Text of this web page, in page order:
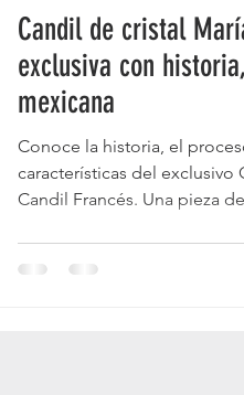
título las vegas
moderna
Candil de cristal
exclusiva con
mexicana
Conoce la historia, el
características del exclusivo
Candil Francés. Una pieza
y arquitectónicos.